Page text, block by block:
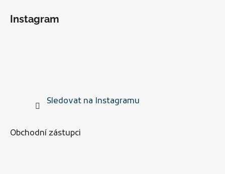
Instagram
Sledovat na Instagramu
Obchodní zástupci